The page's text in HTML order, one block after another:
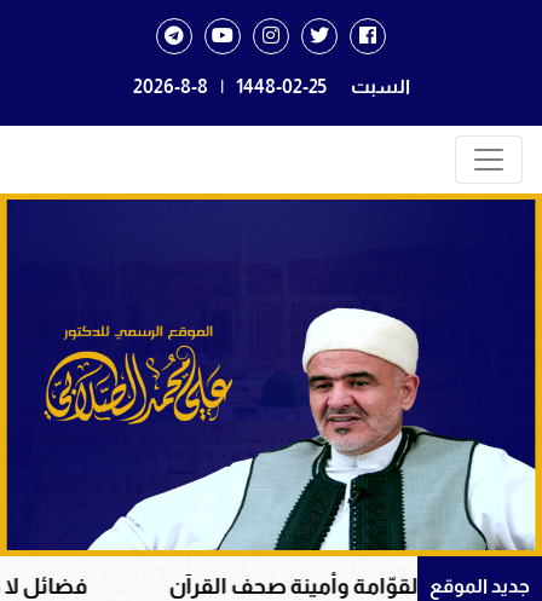
السبت 1448-02-25
|
2026-8-8
جديد الموقعوأمينة صحف القرآن فضائل لا حول ولا قوة